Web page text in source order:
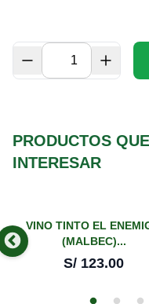
PRODUCTOS
INTERESAR
VINO TINTO EL
(MALBEC)...
S/ 123.00